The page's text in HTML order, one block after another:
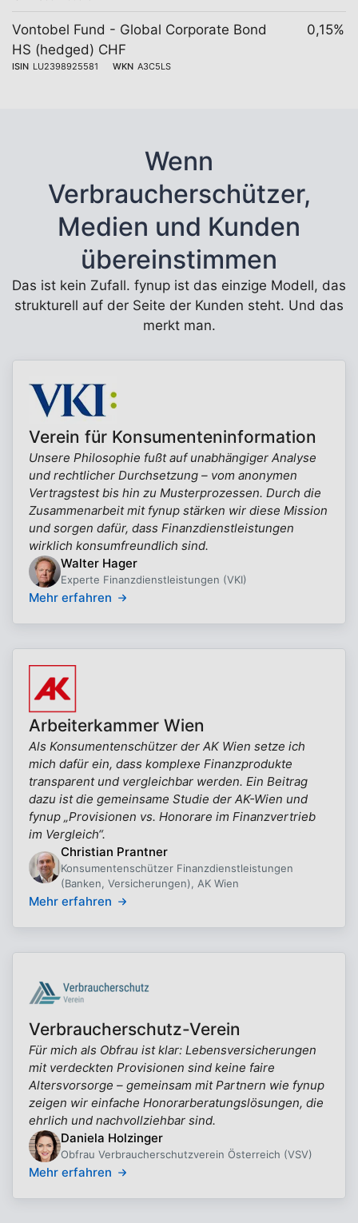
Vontobel Fund - Global Corporate Bond
HS (hedged) CHF
ISIN LU2398925581 WKN A3C5LS
0,15%
Wenn
Verbraucherschützer,
Medien und Kunden
übereinstimmen
Das ist kein Zufall. fynup ist das einzige Modell, das
strukturell auf der Seite der Kunden steht. Und das
merkt man.
Verein für Konsumenteninformation
Unsere Philosophie fußt auf unabhängiger Analyse
und rechtlicher Durchsetzung – vom anonymen
Vertragstest bis hin zu Musterprozessen. Durch die
Zusammenarbeit mit fynup stärken wir diese Mission
und sorgen dafür, dass Finanzdienstleistungen
wirklich konsumfreundlich sind.
Walter Hager
Experte Finanzdienstleistungen (VKI)
Mehr erfahren
Arbeiterkammer Wien
Als Konsumentenschützer der AK Wien setze ich
mich dafür ein, dass komplexe Finanzprodukte
transparent und vergleichbar werden. Ein Beitrag
dazu ist die gemeinsame Studie der AK-Wien und
fynup „Provisionen vs. Honorare im Finanzvertrieb
im Vergleich“.
Christian Prantner
Konsumentenschützer Finanzdienstleistungen
(Banken, Versicherungen), AK Wien
Mehr erfahren
Verbraucherschutz-Verein
Für mich als Obfrau ist klar: Lebensversicherungen
mit verdeckten Provisionen sind keine faire
Altersvorsorge – gemeinsam mit Partnern wie fynup
zeigen wir einfache Honorarberatungslösungen, die
ehrlich und nachvollziehbar sind.
Daniela Holzinger
Obfrau Verbraucherschutzverein Österreich (VSV)
Mehr erfahren